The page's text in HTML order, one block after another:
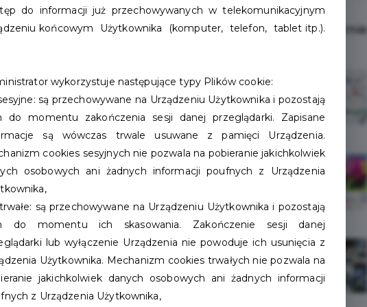
KARTA MÓJ
Ostatnie
do informacji już przechowywanych w telekomunikacyjnym
końcowym Użytkownika (komputer, telefon, tablet itp.).
wykorzystuje następujące typy Plików cookie:
są przechowywane na Urządzeniu Użytkownika i pozostają
do momentu zakończenia sesji danej przeglądarki. Zapisane
są wówczas trwale usuwane z pamięci Urządzenia.
cookies sesyjnych nie pozwala na pobieranie jakichkolwiek
osobowych ani żadnych informacji poufnych z Urządzenia
są przechowywane na Urządzeniu Użytkownika i pozostają
do momentu ich skasowania. Zakończenie sesji danej
lub wyłączenie Urządzenia nie powoduje ich usunięcia z
Użytkownika. Mechanizm cookies trwałych nie pozwala na
jakichkolwiek danych osobowych ani żadnych informacji
z Urządzenia Użytkownika,